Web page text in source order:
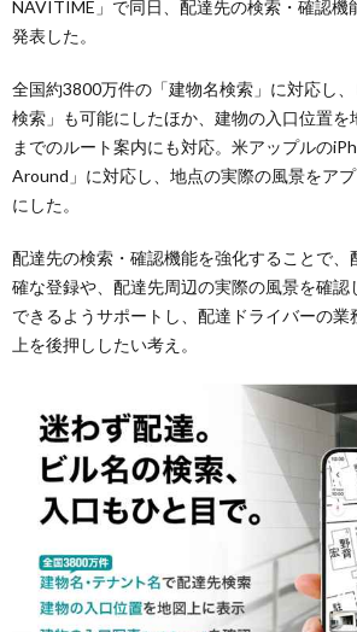
NAVITIME」で同日、配達先の検索・確認機
発表した。
全国約3800万件の「建物名検索」に対応し
検索」も可能にしたほか、建物の入口位置を
までのルート案内にも対応。米アップルの
Around」に対応し、地点の実際の風景をア
にした。
配達先の検索・確認機能を強化することで、
確な登録や、配達先周辺の実際の風景を確認
できるようサポートし、配達ドライバーの業
上を後押ししたい考え。